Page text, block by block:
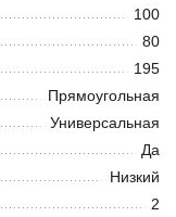
100
80
195
Прямоугольная
Универсальная
Да
Низкий
2